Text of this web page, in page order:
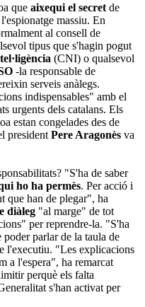
que aixequi el secret de
massiu. En
al consell de
tipus que s'hagin pogut
(CNI) o qualsevol
-la responsable de
serveis anàlegs.
indispensables" amb el
urgents dels catalans. Els
estan congelades des de
president Pere Aragonès va
"S'ha de saber
ho ha permès. Per acció i
que han de plegar", ha
diàleg "al marge" de tot
per reprendre-la. "S'ha
poder parlar de la taula de
l'executiu. "Les explicacions
a l'espera", ha remarcat
perquè els falta
s'han activat per